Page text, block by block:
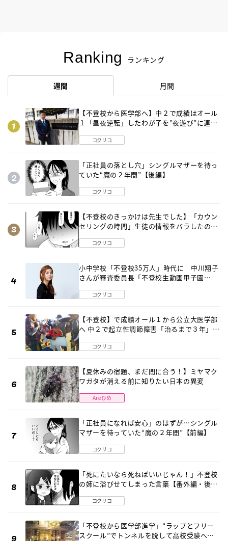
Ranking ランキング
週間 月間
【不登校から医学部へ】中２で成績はオール
１「昼夜逆転」したわが子を”夜遊び”に連れ
コクリコ
「正社員の落とし穴」シングルマザーを待っ
ていた“魔の２年間”【後編】
コクリコ
【不登校のきっかけは先生でした】「カウン
セリングの時間」生徒の情報をバラしたの
コクリコ
小中学校「不登校35万人」時代に 中川翔子
さんが審査委員長「不登校生動画甲子園
コクリコ
【不登校】で成績オール１から公立大医学部
へ 中２で起立性調節障害「治るまで３年」の
コクリコ
【夏休みの宿題、まだ間に合う！】ミヤマク
ワガタが消える前に知りたい日本の異変
Aneひめ
「正社員になれば安心」のはずが…シングル
マザーを待っていた“魔の２年間”【前編】
コクリコ
「死にたいなら死ねばいいじゃん！」不登校
の姉に浴びせてしまった言葉【番外編・後
コクリコ
「不登校から医学部進学」“ラップとフリー
スクール”でトンネルを脱して高校受験へ